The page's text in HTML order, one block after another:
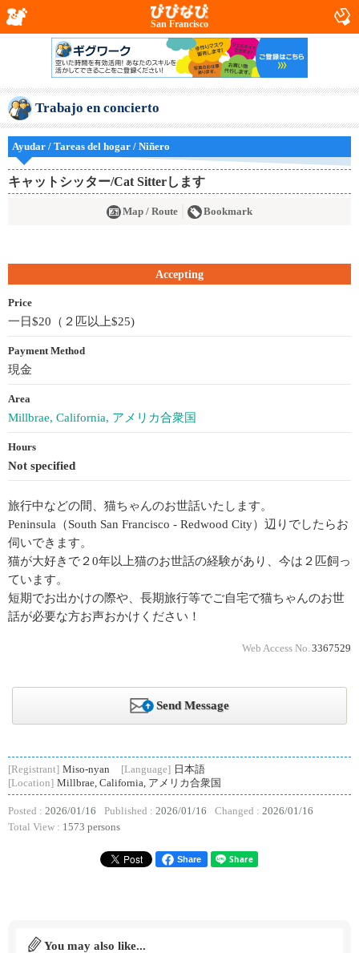
San Francisco
Trabajo en concierto
Ayudar / Tareas del hogar / Niñero
キャットシッター/Cat Sitterします
Map / Route Bookmark
Accepting
Price
一日$20（２匹以上$25)
Payment Method
現金
Area
Millbrae, California, アメリカ合衆国
Hours
Not specified
旅行中などの間、猫ちゃんのお世話いたします。
Peninsula（South San Francisco - Redwood City）辺りでしたらお
伺いできます。
猫が大好きで２0年以上猫のお世話の経験があり、今は２匹飼っ
ています。
短期でお出かけの際や、長期旅行等でご自宅で猫ちゃんのお世
話が必要な方お声おかけください！
Web Access No. 3367529
Send Message
[Registrant] Miso-nyan [Language] 日本語
[Location] Millbrae, California, アメリカ合衆国
Posted : 2026/01/16 Published : 2026/01/16 Changed : 2026/01/16
Total View : 1573 persons
Share
You may also like...